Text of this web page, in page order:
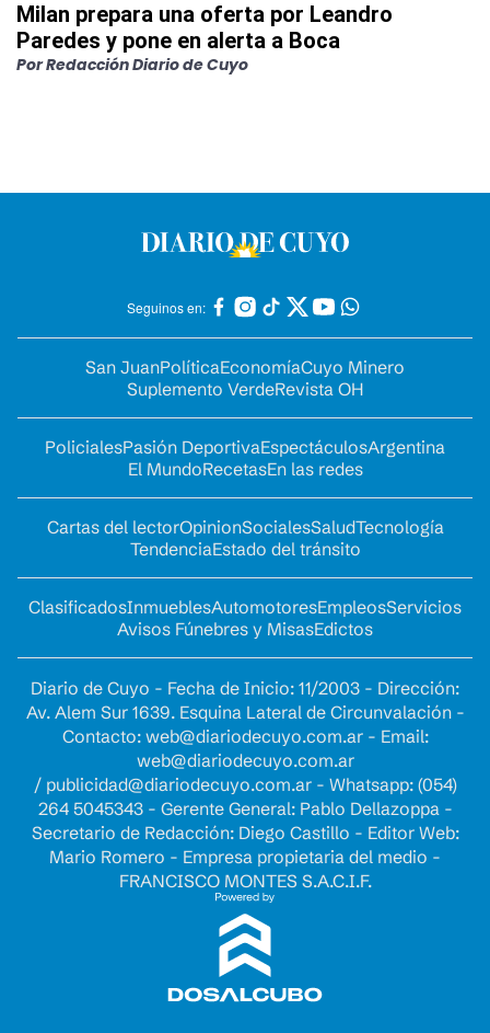
Milan prepara una oferta por Leandro
Paredes y pone en alerta a Boca
PorRedacción Diario de Cuyo
Seguinos en:
San JuanPolíticaEconomíaCuyo Minero
Suplemento VerdeRevista OH
PolicialesPasión DeportivaEspectáculosArgentina
El MundoRecetasEn las redes
Cartas del lectorOpinionSocialesSaludTecnología
TendenciaEstado del tránsito
ClasificadosInmueblesAutomotoresEmpleosServicios
Avisos Fúnebres y MisasEdictos
Diario de Cuyo - Fecha de Inicio: 11/2003 - Dirección:
Av. Alem Sur 1639. Esquina Lateral de Circunvalación -
Contacto: web@diariodecuyo.com.ar- Email:
web@diariodecuyo.com.ar
/ publicidad@diariodecuyo.com.ar- Whatsapp: (054)
264 5045343 - Gerente General: Pablo Dellazoppa -
Secretario de Redacción: Diego Castillo - Editor Web:
Mario Romero - Empresa propietaria del medio -
FRANCISCO MONTES S.A.C.I.F.